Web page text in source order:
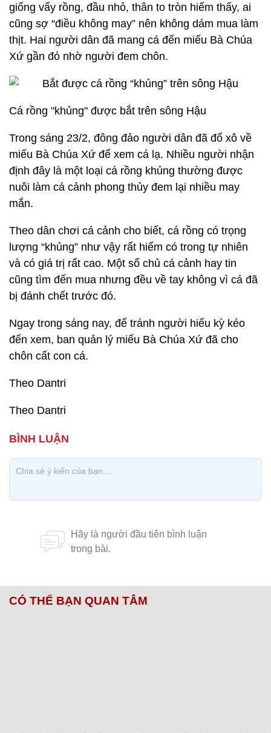
giống vẩy rồng, đầu nhỏ, thân to tròn hiếm thấy, ai
cũng sợ “điều không may” nên không dám mua làm
thịt. Hai người dân đã mang cá đến miếu Bà Chúa
Xứ gần đó nhờ người đem chôn.
Cá rồng "khủng" được bắt trên sông Hậu
Trong sáng 23/2, đông đảo người dân đã đổ xô về
miếu Bà Chúa Xứ để xem cá lạ. Nhiều người nhận
định đây là một loại cá rồng khủng thường được
nuôi làm cá cảnh phong thủy đem lại nhiều may
mắn.
Theo dân chơi cá cảnh cho biết, cá rồng có trọng
lượng “khủng” như vậy rất hiếm có trong tự nhiên
và có giá trị rất cao. Một số chủ cá cảnh hay tin
cũng tìm đến mua nhưng đều về tay không vì cá đã
bị đánh chết trước đó.
Ngay trong sáng nay, để tránh người hiếu kỳ kéo
đến xem, ban quản lý miếu Bà Chúa Xứ đã cho
chôn cất con cá.
Theo Dantri
Theo Dantri
CÓ THỂ BẠN QUAN TÂM